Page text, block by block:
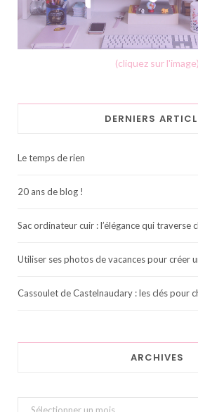
(cliquez sur l'image)
DERNIERS
Le temps de rien
20 ans de blog !
Sac ordinateur cuir : l’élégance qui traverse
Utiliser ses photos de vacances pour créer
Cassoulet de Castelnaudary : les clés pour
ARCHIVES
Archives